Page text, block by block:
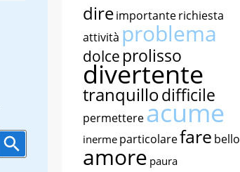
direimportanterichiesta
attività problema
dolce prolisso
divertente
tranquillodifficile
permettereacume
inerme particolarefare bello
amore paura